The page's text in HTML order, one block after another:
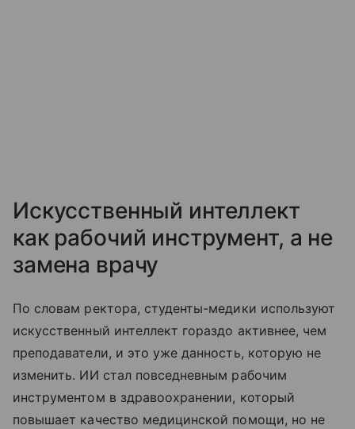
Искусственный интеллект
как рабочий инструмент, а не
замена врачу
По словам ректора, студенты-медики используют
искусственный интеллект гораздо активнее, чем
преподаватели, и это уже данность, которую не
изменить. ИИ стал повседневным рабочим
инструментом в здравоохранении, который
повышает качество медицинской помощи, но не